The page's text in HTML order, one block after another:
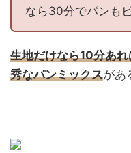
なら30分でパンも
生地だけなら10分あ
秀なパンミックスがあ